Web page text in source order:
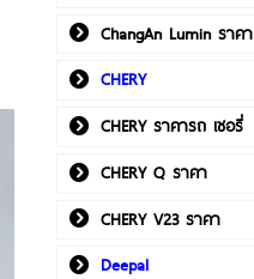
ChangAn Lumin ราคา
CHERY
CHERY ราคารถ เชอรี่
CHERY Q ราคา
CHERY V23 ราคา
Deepal